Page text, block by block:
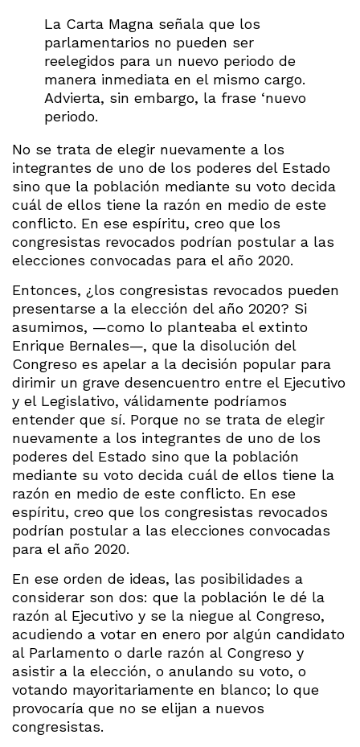
La Carta Magna señala que los
parlamentarios no pueden ser
reelegidos para un nuevo periodo de
manera inmediata en el mismo cargo.
Advierta, sin embargo, la frase ‘nuevo
periodo.
No se trata de elegir nuevamente a los
integrantes de uno de los poderes del Estado
sino que la población mediante su voto decida
cuál de ellos tiene la razón en medio de este
conflicto. En ese espíritu, creo que los
congresistas revocados podrían postular a las
elecciones convocadas para el año 2020.
Entonces, ¿los congresistas revocados pueden
presentarse a la elección del año 2020? Si
asumimos, —como lo planteaba el extinto
Enrique Bernales—, que la disolución del
Congreso es apelar a la decisión popular para
dirimir un grave desencuentro entre el Ejecutivo
y el Legislativo, válidamente podríamos
entender que sí. Porque no se trata de elegir
nuevamente a los integrantes de uno de los
poderes del Estado sino que la población
mediante su voto decida cuál de ellos tiene la
razón en medio de este conflicto. En ese
espíritu, creo que los congresistas revocados
podrían postular a las elecciones convocadas
para el año 2020.
En ese orden de ideas, las posibilidades a
considerar son dos: que la población le dé la
razón al Ejecutivo y se la niegue al Congreso,
acudiendo a votar en enero por algún candidato
al Parlamento o darle razón al Congreso y
asistir a la elección, o anulando su voto, o
votando mayoritariamente en blanco; lo que
provocaría que no se elijan a nuevos
congresistas.